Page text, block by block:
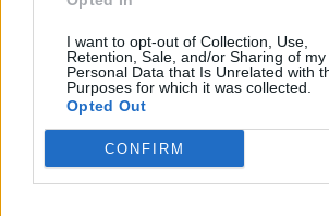
I want to opt-out of Collection, Use,
Retention, Sale, and/or Sharing of my
Personal Data that Is Unrelated with
Purposes for which it was collected.
Opted Out
CONFIRM